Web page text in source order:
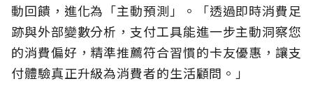
動回饋，進化為「主動預測」。「透過即時消費足
跡與外部變數分析，支付工具能進一步主動洞察您
的消費偏好，精準推薦符合習慣的卡友優惠，讓支
付體驗真正升級為消費者的生活顧問。」